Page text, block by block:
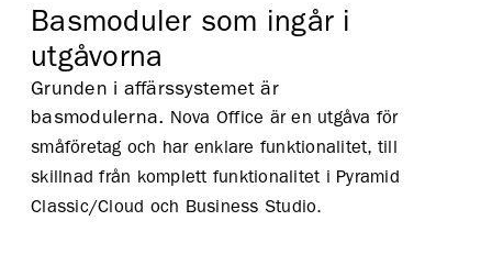
Basmoduler som ingår i
utgåvorna
Grunden i affärssystemet är
basmodulerna. Nova Office är en utgåva för
småföretag och har enklare funktionalitet, till
skillnad från komplett funktionalitet i Pyramid
Classic/Cloud och Business Studio.